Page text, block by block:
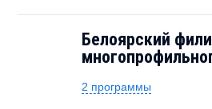
Белоярский
2 программы